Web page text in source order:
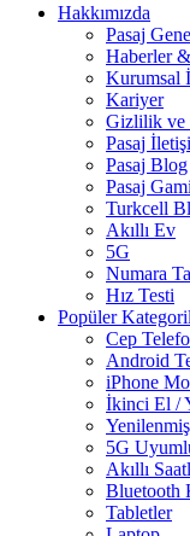
Hakkımızda
Pasaj
Haberler
Kurumsal
Kariyer
Gizlilik ve
Pasaj
Pasaj Blog
Pasaj
Turkcell
Akıllı Ev
5G
Numara
Hız Testi
Popüler
Cep
Android
iPhone
İkinci El /
5G
Akıllı
Bluetooth
Tabletler